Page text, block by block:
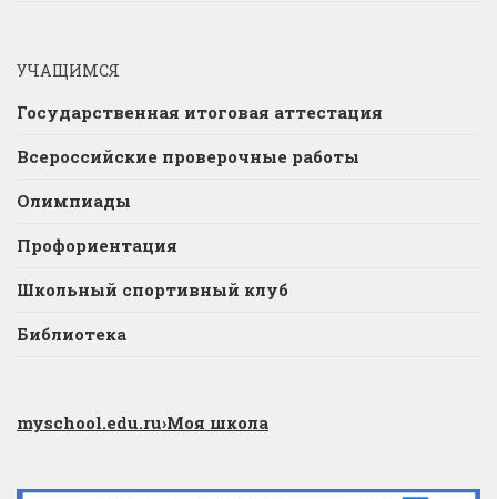
УЧАЩИМСЯ
Государственная итоговая аттестация
Всероссийские проверочные работы
Олимпиады
Профориентация
Школьный спортивный клуб
Библиотека
myschool.edu.ru›Моя школа